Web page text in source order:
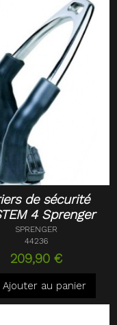
de sécurité
4 Sprenger
SPRENGER
44236
209,90 €
Ajouter au panier